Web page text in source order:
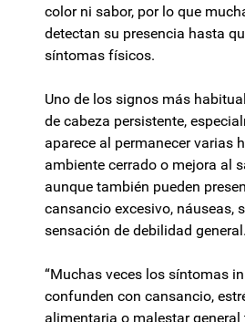
color ni sabor, por lo que
detectan su presencia hasta
síntomas físicos.
Uno de los signos más
de cabeza persistente,
aparece al permanecer varias
ambiente cerrado o mejora al
aunque también pueden
cansancio excesivo, náuseas,
sensación de debilidad general.
“Muchas veces los síntomas
confunden con cansancio,
alimentaria o malestar